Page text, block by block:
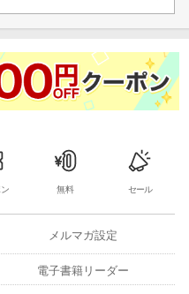
無料 セール
メルマガ設定
電子書籍リーダー